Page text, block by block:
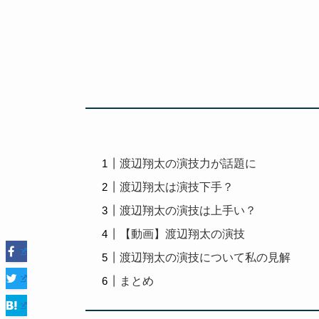
渡辺翔太の演技力が話題に
渡辺翔太は演技下手？
渡辺翔太の演技は上手い？
【動画】渡辺翔太の演技
渡辺翔太の演技について私の見解
まとめ